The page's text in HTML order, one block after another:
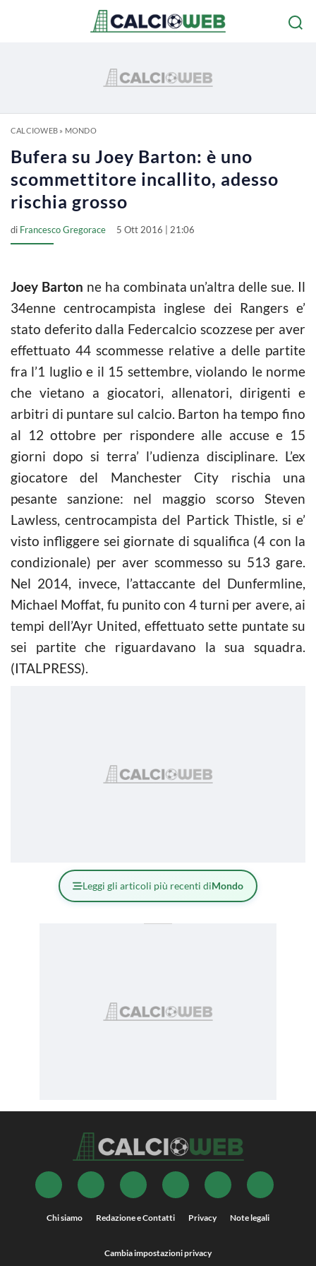
CALCIOWEB» MONDO
Bufera su Joey Barton: è uno
scommettitore incallito, adesso
rischia grosso
di Francesco Gregorace 5 Ott 2016 | 21:06
Joey Barton ne ha combinata un’altra delle sue. Il
34enne centrocampista inglese dei Rangers e’
stato deferito dalla Federcalcio scozzese per aver
effettuato 44 scommesse relative a delle partite
fra l’1 luglio e il 15 settembre, violando le norme
che vietano a giocatori, allenatori, dirigenti e
arbitri di puntare sul calcio. Barton ha tempo fino
al 12 ottobre per rispondere alle accuse e 15
giorni dopo si terra’ l’udienza disciplinare. L’ex
giocatore del Manchester City rischia una
pesante sanzione: nel maggio scorso Steven
Lawless, centrocampista del Partick Thistle, si e’
visto infliggere sei giornate di squalifica (4 con la
condizionale) per aver scommesso su 513 gare.
Nel 2014, invece, l’attaccante del Dunfermline,
Michael Moffat, fu punito con 4 turni per avere, ai
tempi dell’Ayr United, effettuato sette puntate su
sei partite che riguardavano la sua squadra.
(ITALPRESS).
Leggi gli articoli più recenti diMondo
Chi siamo Redazione e Contatti Privacy Note legali
Cambia impostazioni privacy